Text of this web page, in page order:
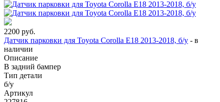
2200 руб.
Датчик парковки для Toyota Corolla E18 2013-2018, б/у - в
наличии
Описание
В задний бампер
Тип детали
б/у
Артикул